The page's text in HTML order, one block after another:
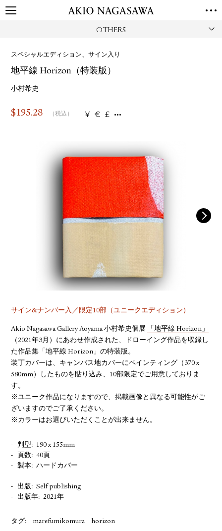
OTHERS
スペシャルエディション、サイン入り
地平線 Horizon（特装版）
小村希史
$195.28 （税込） ¥ € £
サイン&ナンバー入／限定10部（ユニークエディション）
Akio Nagasawa Gallery Aoyama 小村希史個展
「地平線 Horizon」
（2021年3月）にあわせ作成された、ドローイング作品を収録し
た作品集「地平線 Horizon」の特装版。
装丁カバーは、キャンバス地カバーにペインティング（370 x
580mm）したものを貼り込み、10部限定でご用意しておりま
す。
※ユニーク作品になりますので、掲載画像と異なる可能性がご
ざいますのでご了承ください。
※カラーはお選びいただくことが出来ません。
判型
190 x 155mm
頁数
40頁
製本
ハードカバー
出版
Self publishing
出版年
2021年
タグ: marefumikomura horizon
ONLINE
PRIVACY POLICY
INSTAGRAM
PUBLISHING
TWITTER
FACEBOOK